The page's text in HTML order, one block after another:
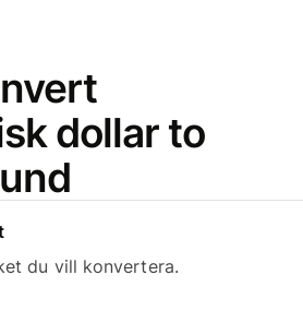
dollar to
du vill konvertera.